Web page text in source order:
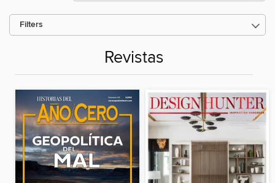
Filters
Revistas